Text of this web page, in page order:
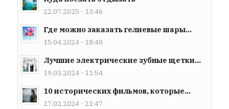
22.07.2025 - 13:46
Где можно заказать гелиевые шары...
15.04.2024 - 18:40
Лучшие электрические зубные щетки...
19.03.2024 - 11:54
10 исторических фильмов, которые...
27.02.2024 - 21:47